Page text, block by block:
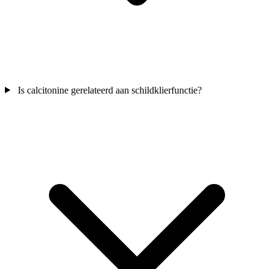
Is calcitonine gerelateerd aan schildklierfunctie?